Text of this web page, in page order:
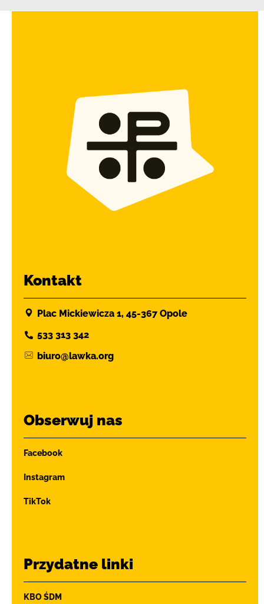
Kontakt
Plac Mickiewicza 1, 45-367 Opole
533 313 342
biuro@lawka.org
Obserwuj nas
Facebook
Instagram
TikTok
Przydatne linki
KBO ŚDM